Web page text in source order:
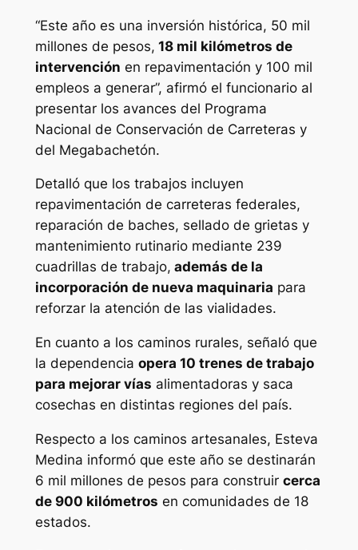
“Este año es una inversión histórica, 50 mil
millones de pesos, 18 mil kilómetros de
intervención en repavimentación y 100 mil
empleos a generar”, afirmó el funcionario al
presentar los avances del Programa
Nacional de Conservación de Carreteras y
del Megabachetón.
Detalló que los trabajos incluyen
repavimentación de carreteras federales,
reparación de baches, sellado de grietas y
mantenimiento rutinario mediante 239
cuadrillas de trabajo, además de la
incorporación de nueva maquinaria para
reforzar la atención de las vialidades.
En cuanto a los caminos rurales, señaló que
la dependencia opera 10 trenes de trabajo
para mejorar vías alimentadoras y saca
cosechas en distintas regiones del país.
Respecto a los caminos artesanales, Esteva
Medina informó que este año se destinarán
6 mil millones de pesos para construir cerca
de 900 kilómetros en comunidades de 18
estados.